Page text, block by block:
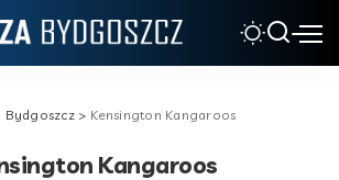
Bydgoszcz> Kensington Kangaroos
Kangaroos